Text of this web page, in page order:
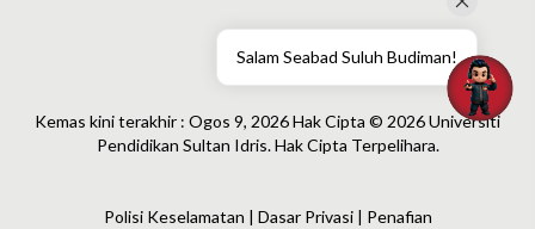
Kemas kini terakhir : Ogos 9, 2026 Hak Cipta © 2026 Universiti
Pendidikan Sultan Idris. Hak Cipta Terpelihara.
Polisi Keselamatan | Dasar Privasi | Penafian
Salam Seabad Suluh Budiman!